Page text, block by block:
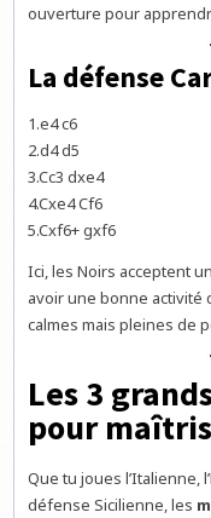
ouverture pour
La défense
1.e4 c6
2.d4 d5
3.Cc3 dxe4
4.Cxe4 Cf6
5.Cxf6+ gxf6
Ici, les Noirs acceptent
avoir une bonne activité
calmes mais pleines de
Les 3
pour
Que tu joues l’Italienne,
défense Sicilienne, les